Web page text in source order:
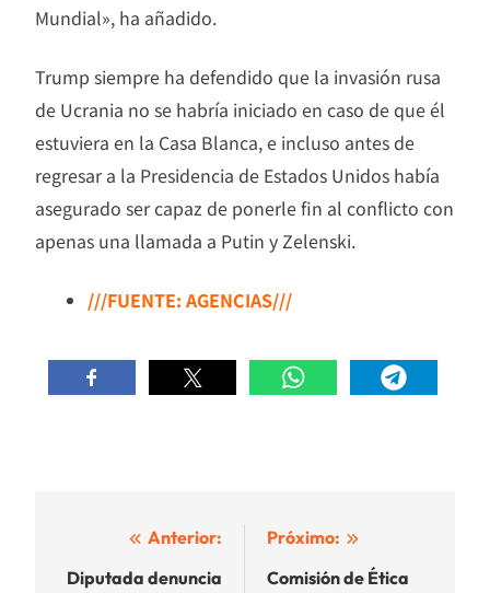
Mundial», ha añadido.
Trump siempre ha defendido que la invasión rusa
de Ucrania no se habría iniciado en caso de que él
estuviera en la Casa Blanca, e incluso antes de
regresar a la Presidencia de Estados Unidos había
asegurado ser capaz de ponerle fin al conflicto con
apenas una llamada a Putin y Zelenski.
///FUENTE: AGENCIAS///
Navegación
de
Anterior:
Diputada denuncia
Próximo:
Comisión de Ética